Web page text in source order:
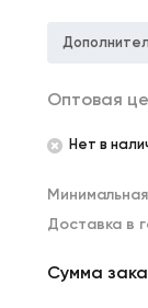
Оптовая
Нет в
Доставка в
Сумма